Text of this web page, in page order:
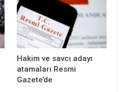
Hakim ve savcı adayı
atamaları Resmi
Gazete’de